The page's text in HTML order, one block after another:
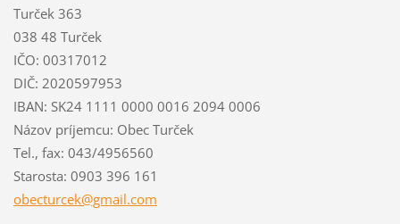
Turček 363
038 48 Turček
IČO: 00317012
DIČ: 2020597953
IBAN: SK24 1111 0000 0016 2094 0006
Názov príjemcu: Obec Turček
Tel., fax: 043/4956560
Starosta: 0903 396 161
obecturcek@gmail.com